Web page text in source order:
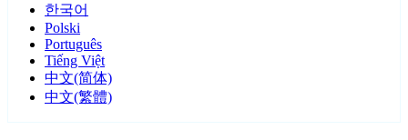
한국어
Polski
Português
Tiếng Việt
中文(简体)
中文(繁體)